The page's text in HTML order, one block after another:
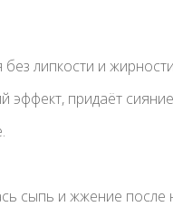
липкости и
эффект, придаёт
сыпь и жжение